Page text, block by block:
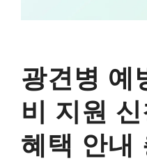
광견병 예
비 지원
혜택 안내